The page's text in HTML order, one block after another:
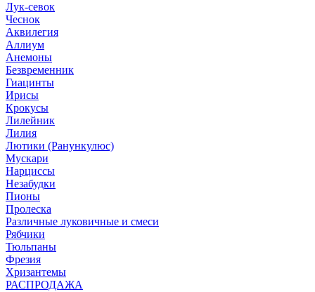
Лук-севок
Чеснок
Аквилегия
Аллиум
Анемоны
Безвременник
Гиацинты
Ирисы
Крокусы
Лилейник
Лилия
Лютики (Ранункулюс)
Мускари
Нарцисcы
Незабудки
Пионы
Пролеска
Различные луковичные и смеси
Рябчики
Тюльпаны
Фрезия
Хризантемы
РАСПРОДАЖА